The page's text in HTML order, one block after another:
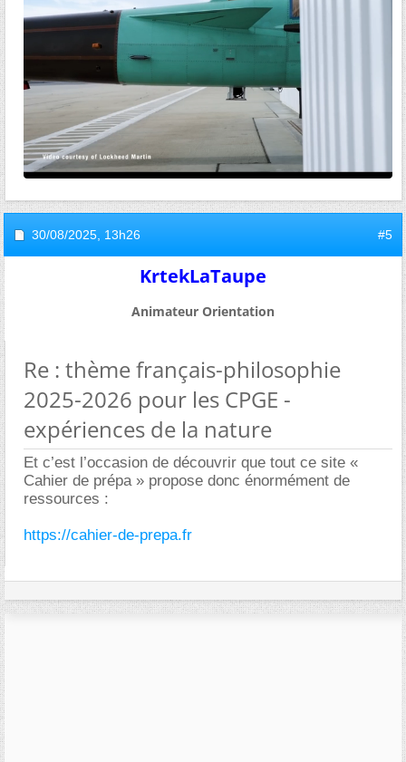
30/08/2025, 13h26 #5
KrtekLaTaupe
Animateur Orientation
Re : thème français-philosophie
2025-2026 pour les CPGE -
expériences de la nature
Et c’est l’occasion de découvrir que tout ce site «
Cahier de prépa » propose donc énormément de
ressources :
https://cahier-de-prepa.fr